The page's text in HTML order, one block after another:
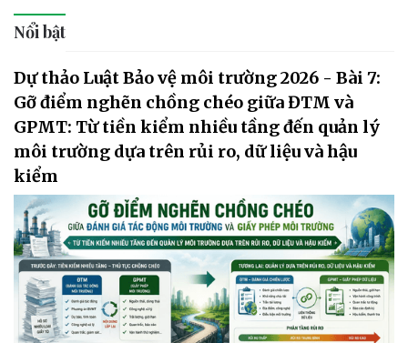
Nổi bật
Dự thảo Luật Bảo vệ môi trường 2026 - Bài 7:
Gỡ điểm nghẽn chồng chéo giữa ĐTM và
GPMT: Từ tiền kiểm nhiều tầng đến quản lý
môi trường dựa trên rủi ro, dữ liệu và hậu
kiểm